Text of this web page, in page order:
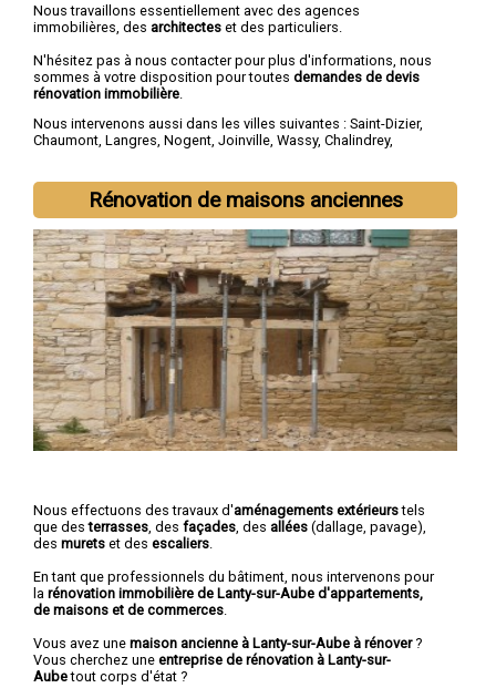
Nous travaillons essentiellement avec des agences
immobilières, des architectes et des particuliers.
N'hésitez pas à nous contacter pour plus d'informations, nous
sommes à votre disposition pour toutes demandes de devis
rénovation immobilière
Nous intervenons aussi dans les villes suivantes : Saint-Dizier,
Chaumont, Langres, Nogent, Joinville, Wassy, Chalindrey,
Rénovation de maisons anciennes
Nous effectuons des travaux d'aménagements extérieurstels
que desterrasses , des façades , des allées (dallage, pavage),
des murets et des escaliers
En tant que professionnels du bâtiment, nous intervenons pour
la rénovation immobilière de Lanty-sur-Aube d'appartements,
de maisons et de commerces
Vous avez une maison ancienne à Lanty-sur-Aube à rénover?
Vous cherchez une entreprise de rénovation à Lanty-sur-
Aubetout corps d'état ?